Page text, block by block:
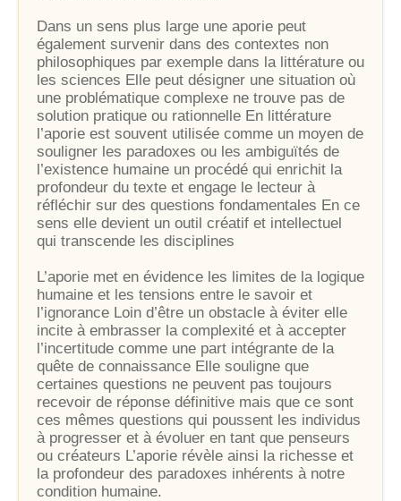
Dans un sens plus large une aporie peut
également survenir dans des contextes non
philosophiques par exemple dans la littérature ou
les sciences Elle peut désigner une situation où
une problématique complexe ne trouve pas de
solution pratique ou rationnelle En littérature
l’aporie est souvent utilisée comme un moyen de
souligner les paradoxes ou les ambiguïtés de
l’existence humaine un procédé qui enrichit la
profondeur du texte et engage le lecteur à
réfléchir sur des questions fondamentales En ce
sens elle devient un outil créatif et intellectuel
qui transcende les disciplines
L’aporie met en évidence les limites de la logique
humaine et les tensions entre le savoir et
l’ignorance Loin d’être un obstacle à éviter elle
incite à embrasser la complexité et à accepter
l’incertitude comme une part intégrante de la
quête de connaissance Elle souligne que
certaines questions ne peuvent pas toujours
recevoir de réponse définitive mais que ce sont
ces mêmes questions qui poussent les individus
à progresser et à évoluer en tant que penseurs
ou créateurs L’aporie révèle ainsi la richesse et
la profondeur des paradoxes inhérents à notre
condition humaine.